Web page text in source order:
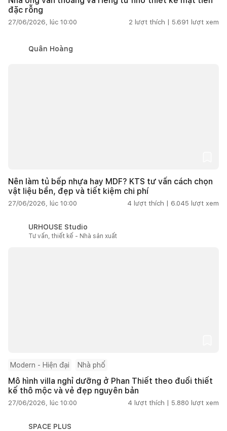
đặc rỗng
27/06/2026, lúc 10:00 2 lượt thích | 5.691 lượt xem
Quân Hoàng
Nên làm tủ bếp nhựa hay MDF? KTS tư vấn cách chọn
vật liệu bền, đẹp và tiết kiệm chi phí
27/06/2026, lúc 10:00 4 lượt thích | 6.045 lượt xem
URHOUSE Studio
Tư vấn, thiết kế - Nhà sản xuất
Modern - Hiện đại Nhà phố
Mô hình villa nghỉ dưỡng ở Phan Thiết theo đuổi thiết
kế thô mộc và vẻ đẹp nguyên bản
27/06/2026, lúc 10:00 4 lượt thích | 5.880 lượt xem
SPACE PLUS